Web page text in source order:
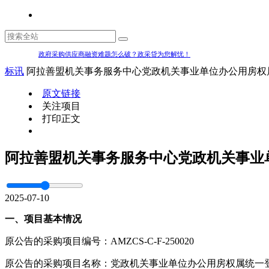
政府采购供应商融资难题怎么破？政采贷为您解忧！
标讯 阿拉善盟机关事务服务中心党政机关事业单位办公用房
原文链接
关注项目
打印正文
阿拉善盟机关事务服务中心党政机关事
2025-07-10
一、项目基本情况
原公告的采购项目编号：AMZCS-C-F-250020
原公告的采购项目名称：党政机关事业单位办公用房权属统